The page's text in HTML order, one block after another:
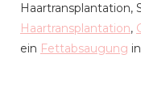
Haartransplantation,
Haartransplantation,
ein Fettabsaugung